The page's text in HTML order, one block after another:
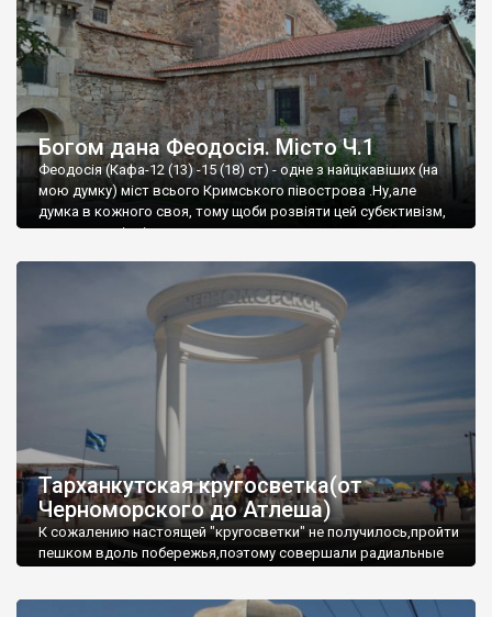
Богом дана Феодосія. Місто Ч.1
Феодосія (Кафа-12 (13) -15 (18) ст) - одне з найцікавіших (на
мою думку) міст всього Кримського півострова .Ну,але
думка в кожного своя, тому щоби розвіяти цей субєктивізм,
запрошую відвідати це
Тарханкутская кругосветка(от
Черноморского до Атлеша)
К сожалению настоящей "кругосветки" не получилось,пройти
пешком вдоль побережья,поэтому совершали радиальные